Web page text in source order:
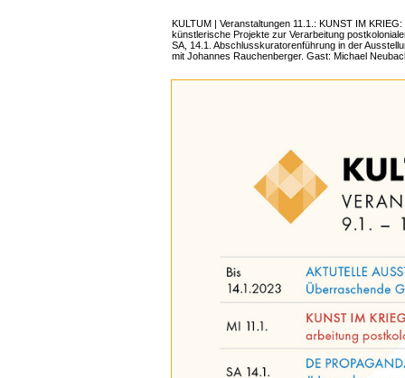
KULTUM | Veranstaltungen 11.1.: KUNST IM
künstlerische Projekte zur Verarbeitung
SA, 14.1. Abschlusskuratorenführung in der
mit Johannes Rauchenberger. Gast: Michael